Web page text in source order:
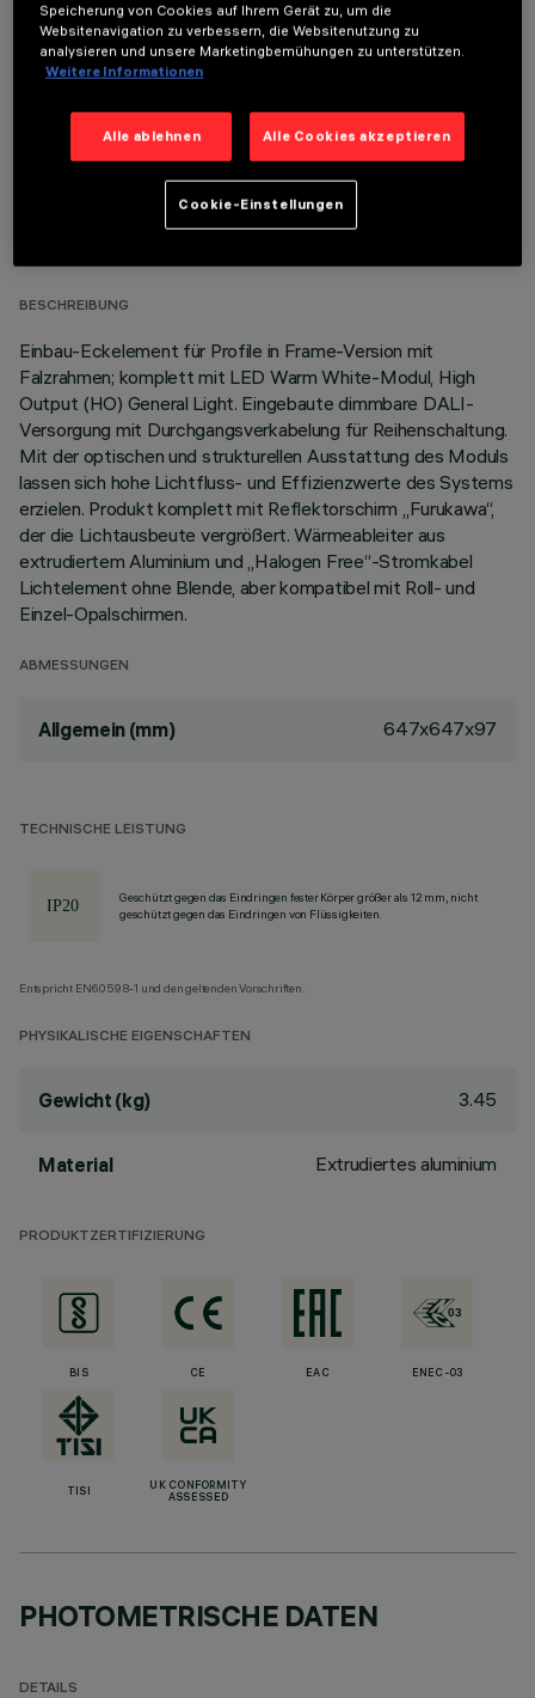
OPTIONALE KOMPONENTEN
TECHNISCHE DATEN
BESCHREIBUNG
Einbau-Eckelement für Profile in Frame-Version mit
Falzrahmen; komplett mit LED Warm White-Modul, High
Output (HO) General Light. Eingebaute dimmbare DALI-
Versorgung mit Durchgangsverkabelung für Reihenschaltung.
Mit der optischen und strukturellen Ausstattung des Moduls
lassen sich hohe Lichtfluss- und Effizienzwerte des Systems
erzielen. Produkt komplett mit Reflektorschirm „Furukawa“,
der die Lichtausbeute vergrößert. Wärmeableiter aus
extrudiertem Aluminium und „Halogen Free“-Stromkabel
Lichtelement ohne Blende, aber kompatibel mit Roll- und
Einzel-Opalschirmen.
ABMESSUNGEN
Allgemein (mm) 647x647x97
TECHNISCHE LEISTUNG
Geschützt gegen das Eindringen fester Körper größer als 12 mm, nicht
geschützt gegen das Eindringen von Flüssigkeiten.
Entspricht EN60598-1 und den geltenden Vorschriften.
PHYSIKALISCHE EIGENSCHAFTEN
Gewicht (kg) 3.45
Material Extrudiertes aluminium
PRODUKTZERTIFIZIERUNG
BIS CE EAC ENEC-03
TISI
UK CONFORMITY
ASSESSED
PHOTOMETRISCHE DATEN
DETAILS
Speicherung von Cookies auf Ihrem Gerät zu, um die
Websitenavigation zu verbessern, die Websitenutzung zu
analysieren und unsere Marketingbemühungen zu unterstützen.
Weitere Informationen
Alle ablehnen Alle Cookies akzeptieren
Cookie-Einstellungen